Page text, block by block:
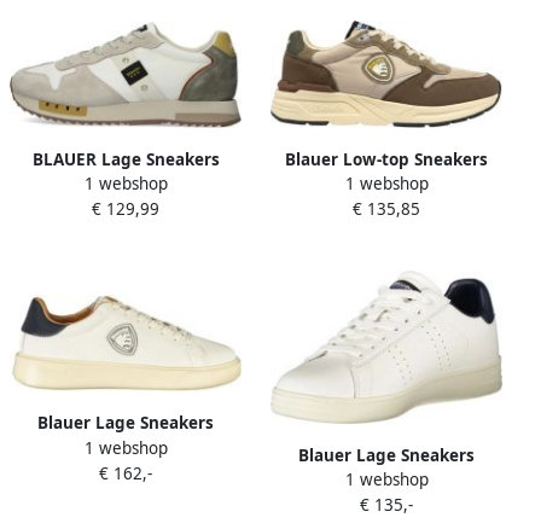
BLAUER Lage Sneakers
Heren Queen01 Maat: 45
Materiaal: Textiel Kleur:
1 webshop
€ 129,99
Blauer Low-top Sneakers
1 webshop
€ 135,85
Blauer Lage Sneakers
f5buck07lea
1 webshop
€ 162,-
Blauer Lage Sneakers
f5grant01leabiwhinvy41
1 webshop
€ 135,-